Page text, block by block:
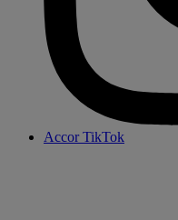
Accor TikTok